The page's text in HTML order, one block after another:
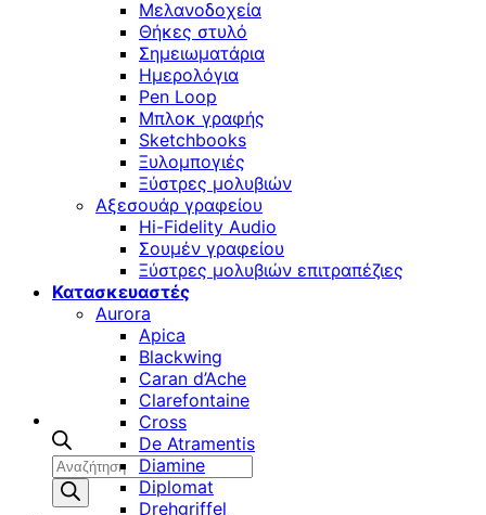
Αναζήτηση
προϊόντων
Μελανοδοχεία
Θήκες στυλό
Σημειωματάρια
Ημερολόγια
Pen Loop
Μπλοκ γραφής
Sketchbooks
Ξυλομπογιές
Ξύστρες μολυβιών
Αξεσουάρ γραφείου
Hi-Fidelity Audio
Σουμέν γραφείου
Ξύστρες μολυβιών επιτραπέζιες
Κατασκευαστές
Aurora
Apica
Blackwing
Caran d’Ache
Clarefontaine
Cross
De Atramentis
Diamine
Diplomat
Drehgriffel